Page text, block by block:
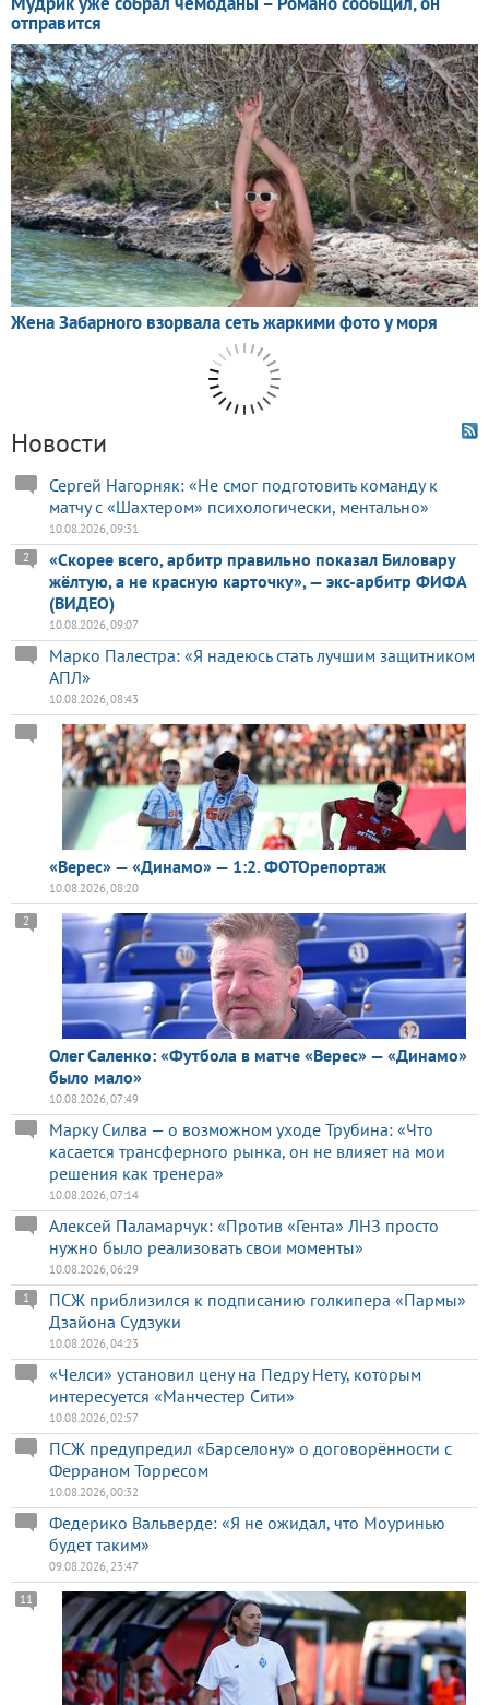
Новости
Сергей Нагорняк: «Не смог подготовить команду к
матчу с «Шахтером» психологически, ментально»
10.08.2026, 09:31
«Скорее всего, арбитр правильно показал Биловару
жёлтую, а не красную карточку», — экс-арбитр ФИФА
(ВИДЕО)
2
10.08.2026, 09:07
Марко Палестра: «Я надеюсь стать лучшим защитником
АПЛ»
10.08.2026, 08:43
«Верес» — «Динамо» — 1:2. ФОТОрепортаж
10.08.2026, 08:20
Олег Саленко: «Футбола в матче «Верес» — «Динамо»
было мало»
2
10.08.2026, 07:49
Марку Силва — о возможном уходе Трубина: «Что
касается трансферного рынка, он не влияет на мои
решения как тренера»
10.08.2026, 07:14
Алексей Паламарчук: «Против «Гента» ЛНЗ просто
нужно было реализовать свои моменты»
10.08.2026, 06:29
ПСЖ приблизился к подписанию голкипера «Пармы»
Дзайона Судзуки
1
10.08.2026, 04:23
«Челси» установил цену на Педру Нету, которым
интересуется «Манчестер Сити»
10.08.2026, 02:57
ПСЖ предупредил «Барселону» о договорённости с
Ферраном Торресом
10.08.2026, 00:32
Федерико Вальверде: «Я не ожидал, что Моуринью
будет таким»
09.08.2026, 23:47
11